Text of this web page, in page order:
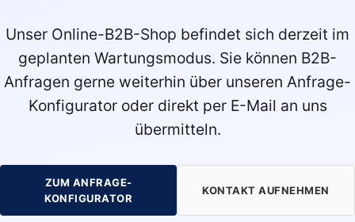
Unser Online-B2B-Shop befindet sich derzeit im
geplanten Wartungsmodus. Sie können B2B-
Anfragen gerne weiterhin über unseren Anfrage-
Konfigurator oder direkt per E-Mail an uns
übermitteln.
ZUM ANFRAGE-
KONFIGURATOR
KONTAKT AUFNEHMEN